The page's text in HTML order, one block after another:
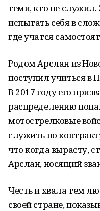
теми, кто не
испытать себя в
где учатся
Родом Арслан из
поступил учиться в
В 2017 году его
распределению
мотострелковые
служить по
что когда вырасту,
Арслан, носящий
Честь и хвала тем
своей стране,